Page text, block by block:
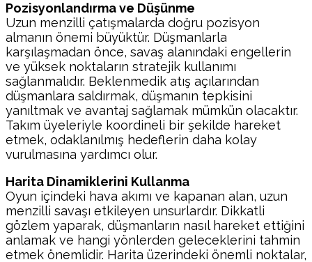
Pozisyonlandırma ve Düşünme
Uzun menzilli çatışmalarda doğru pozisyon
almanın önemi büyüktür. Düşmanlarla
karşılaşmadan önce, savaş alanındaki engellerin
ve yüksek noktaların stratejik kullanımı
sağlanmalıdır. Beklenmedik atış açılarından
düşmanlara saldırmak, düşmanın tepkisini
yanıltmak ve avantaj sağlamak mümkün olacaktır.
Takım üyeleriyle koordineli bir şekilde hareket
etmek, odaklanılmış hedeflerin daha kolay
vurulmasına yardımcı olur.
Harita Dinamiklerini Kullanma
Oyun içindeki hava akımı ve kapanan alan, uzun
menzilli savaşı etkileyen unsurlardır. Dikkatli
gözlem yaparak, düşmanların nasıl hareket ettiğini
anlamak ve hangi yönlerden geleceklerini tahmin
etmek önemlidir. Harita üzerindeki önemli noktalar,